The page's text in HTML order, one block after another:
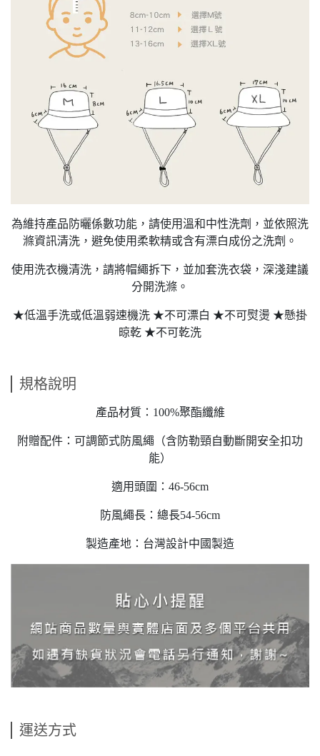
為維持產品防曬係數功能，請使用溫和中性洗劑，並依照洗
滌資訊清洗，避免使用柔軟精或含有漂白成份之洗劑。
使用洗衣機清洗，請將帽繩拆下，並加套洗衣袋，深淺建議
分開洗滌。
★低溫手洗或低溫弱速機洗 ★不可漂白 ★不可熨燙 ★懸掛
晾乾 ★不可乾洗
規格說明
產品材質：100%聚酯纖維
附贈配件：可調節式防風繩（含防勒頸自動斷開安全扣功
能）
適用頭圍：46-56cm
防風繩長：總長54-56cm
製造產地：台灣設計中國製造
運送方式